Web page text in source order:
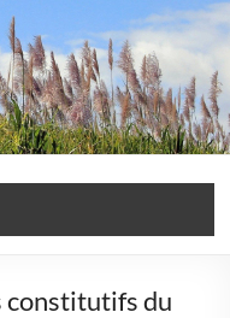
constitutifs du